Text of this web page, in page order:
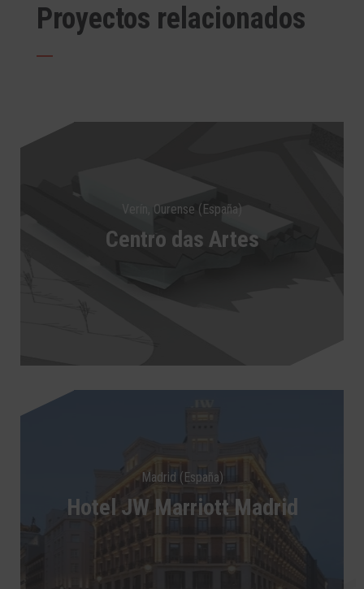
Proyectos relacionados
Verín, Ourense (España)
Centro das Artes
Madrid (España)
Hotel JW Marriott Madrid